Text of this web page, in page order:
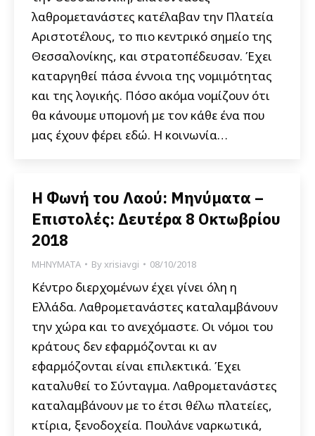
λαθρομετανάστες κατέλαβαν την Πλατεία
Αριστοτέλους, το πιο κεντρικό σημείο της
Θεσσαλονίκης, και στρατοπέδευσαν. Έχει
καταργηθεί πάσα έννοια της νομιμότητας
και της λογικής. Πόσο ακόμα νομίζουν ότι
θα κάνουμε υπομονή με τον κάθε ένα που
μας έχουν φέρει εδώ. Η κοινωνία…
Η Φωνή του Λαού: Μηνύματα –
Επιστολές: Δευτέρα 8 Οκτωβρίου
2018
ΜΗΝΥΜΑΤΑ Byxrisiavgi 08/10/2018
Κέντρο διερχομένων έχει γίνει όλη η
Ελλάδα. Λαθρομετανάστες καταλαμβάνουν
την χώρα και το ανεχόμαστε. Οι νόμοι του
κράτους δεν εφαρμόζονται κι αν
εφαρμόζονται είναι επιλεκτικά. Έχει
καταλυθεί το Σύνταγμα. Λαθρομετανάστες
καταλαμβάνουν με το έτσι θέλω πλατείες,
κτίρια, ξενοδοχεία. Πουλάνε ναρκωτικά,